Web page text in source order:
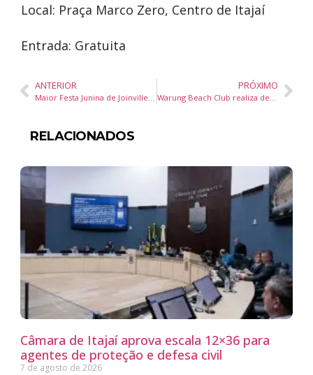
Local: Praça Marco Zero, Centro de Itajaí
Entrada: Gratuita
ANTERIOR PRÓXIMO
RELACIONADOS
Câmara de Itajaí aprova escala 12×36 para
agentes de proteção e defesa civil
7 de agosto de 2026